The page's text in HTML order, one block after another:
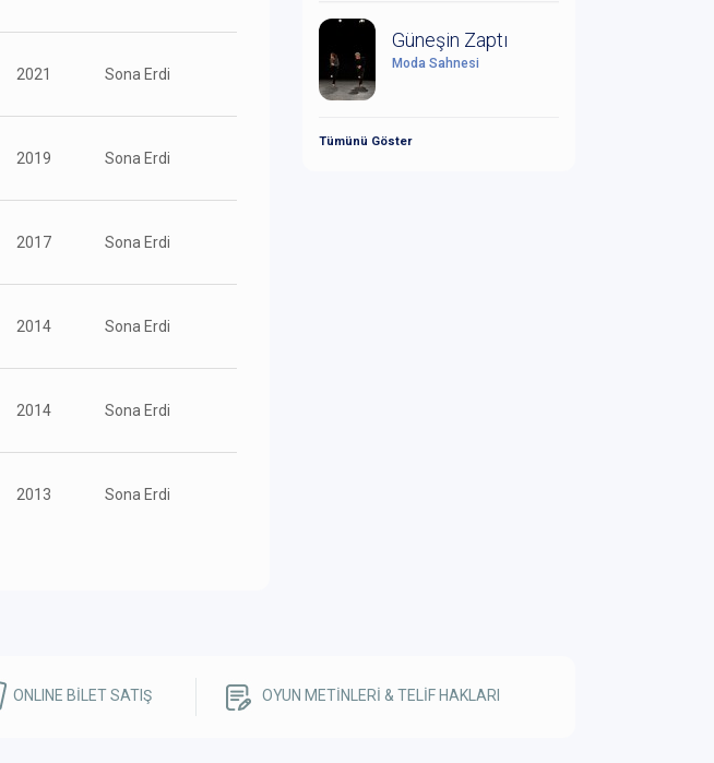
2021 Sona Erdi
2019 Sona Erdi
2017 Sona Erdi
2014 Sona Erdi
2014 Sona Erdi
2013 Sona Erdi
Güneşin Zaptı
Moda Sahnesi
Tümünü Göster
ONLINE BİLET SATIŞ OYUN METİNLERİ & TELİF HAKLARI